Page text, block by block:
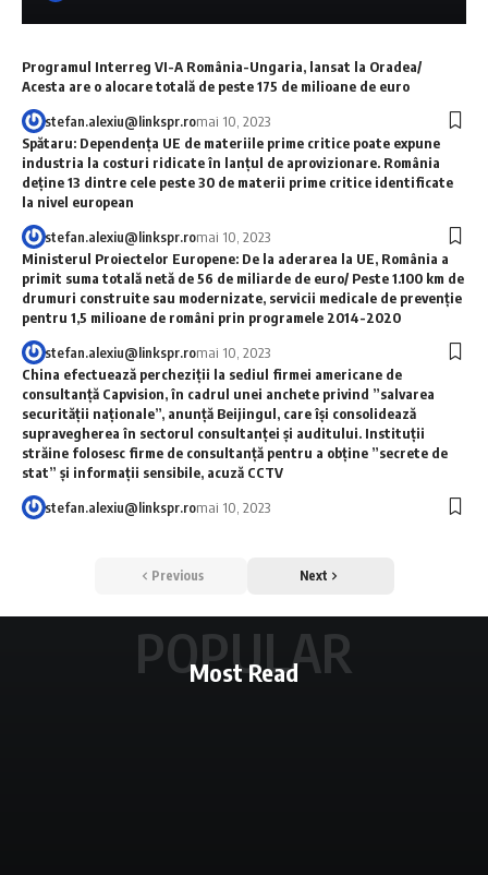
Programul Interreg VI-A România-Ungaria, lansat la Oradea/
Acesta are o alocare totală de peste 175 de milioane de euro
stefan.alexiu@linkspr.romai 10, 2023
Spătaru: Dependenţa UE de materiile prime critice poate expune
industria la costuri ridicate în lanţul de aprovizionare. România
deţine 13 dintre cele peste 30 de materii prime critice identificate
la nivel european
stefan.alexiu@linkspr.romai 10, 2023
Ministerul Proiectelor Europene: De la aderarea la UE, România a
primit suma totală netă de 56 de miliarde de euro/ Peste 1.100 km de
drumuri construite sau modernizate, servicii medicale de prevenţie
pentru 1,5 milioane de români prin programele 2014-2020
stefan.alexiu@linkspr.romai 10, 2023
China efectuează percheziţii la sediul firmei americane de
consultanţă Capvision, în cadrul unei anchete privind ”salvarea
securităţii naţionale”, anunţă Beijingul, care îşi consolidează
supravegherea în sectorul consultanţei şi auditului. Instituţii
străine folosesc firme de consultanţă pentru a obţine ”secrete de
stat” şi informaţii sensibile, acuză CCTV
stefan.alexiu@linkspr.romai 10, 2023
Previous Next
Most Read
POPULAR